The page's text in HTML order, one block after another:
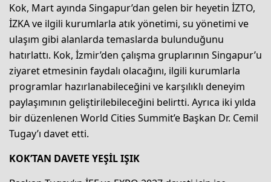
Kok, Mart ayında Singapur’dan gelen bir heyetin İZTO,
İZKA ve ilgili kurumlarla atık yönetimi, su yönetimi ve
ulaşım gibi alanlarda temaslarda bulunduğunu
hatırlattı. Kok, İzmir’den çalışma gruplarının Singapur’u
ziyaret etmesinin faydalı olacağını, ilgili kurumlarla
programlar hazırlanabileceğini ve karşılıklı deneyim
paylaşımının geliştirilebileceğini belirtti. Ayrıca iki yılda
bir düzenlenen World Cities Summit’e Başkan Dr. Cemil
Tugay’ı davet etti.
KOK’TAN DAVETE YEŞİL IŞIK